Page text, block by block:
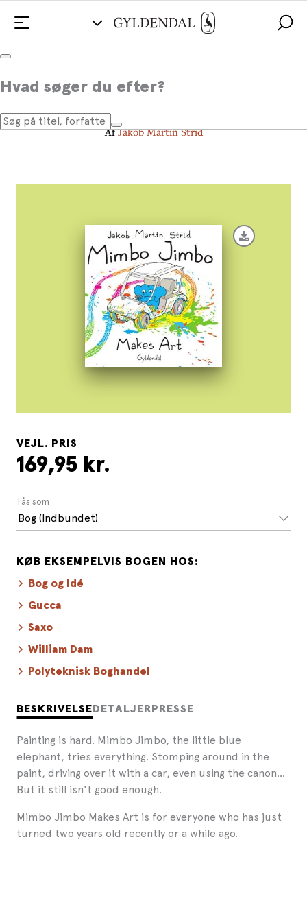
Hvad søger du efter?
Mimbo Jimbo Makes Art -
engelsk udgave
AfJakob Martin Strid
BESKRIVELSE DETALJER PRESSE
Painting is hard. Mimbo Jimbo, the little blue
elephant, tries everything. Stomping around in the
paint, driving over it with a car, even using the canon...
But it still isn't good enough.
Mimbo Jimbo Makes Art is for everyone who has just
turned two years old recently or a while ago.
VEJL. PRIS
169,95 kr.
Fås som
Bog (Indbundet)
KØB EKSEMPELVIS BOGEN HOS:
Bog og Idé
Gucca
Saxo
William Dam
Polyteknisk Boghandel